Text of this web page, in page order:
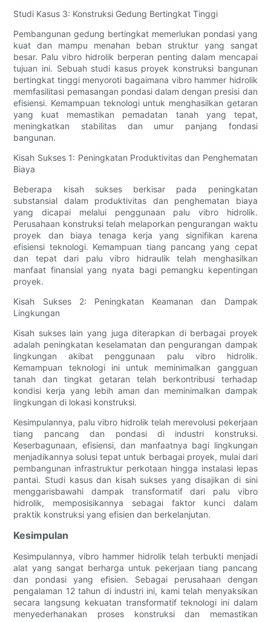
Studi Kasus 3: Konstruksi Gedung Bertingkat Tinggi
Pembangunan gedung bertingkat memerlukan pondasi yang
kuat dan mampu menahan beban struktur yang sangat
besar. Palu vibro hidrolik berperan penting dalam mencapai
tujuan ini. Sebuah studi kasus proyek konstruksi bangunan
bertingkat tinggi menyoroti bagaimana vibro hammer hidrolik
memfasilitasi pemasangan pondasi dalam dengan presisi dan
efisiensi. Kemampuan teknologi untuk menghasilkan getaran
yang kuat memastikan pemadatan tanah yang tepat,
meningkatkan stabilitas dan umur panjang fondasi
bangunan.
Kisah Sukses 1: Peningkatan Produktivitas dan Penghematan
Biaya
Beberapa kisah sukses berkisar pada peningkatan
substansial dalam produktivitas dan penghematan biaya
yang dicapai melalui penggunaan palu vibro hidrolik.
Perusahaan konstruksi telah melaporkan pengurangan waktu
proyek dan biaya tenaga kerja yang signifikan karena
efisiensi teknologi. Kemampuan tiang pancang yang cepat
dan tepat dari palu vibro hidraulik telah menghasilkan
manfaat finansial yang nyata bagi pemangku kepentingan
proyek.
Kisah Sukses 2: Peningkatan Keamanan dan Dampak
Lingkungan
Kisah sukses lain yang juga diterapkan di berbagai proyek
adalah peningkatan keselamatan dan pengurangan dampak
lingkungan akibat penggunaan palu vibro hidrolik.
Kemampuan teknologi ini untuk meminimalkan gangguan
tanah dan tingkat getaran telah berkontribusi terhadap
kondisi kerja yang lebih aman dan meminimalkan dampak
lingkungan di lokasi konstruksi.
Kesimpulannya, palu vibro hidrolik telah merevolusi pekerjaan
tiang pancang dan pondasi di industri konstruksi.
Keserbagunaan, efisiensi, dan manfaatnya bagi lingkungan
menjadikannya solusi tepat untuk berbagai proyek, mulai dari
pembangunan infrastruktur perkotaan hingga instalasi lepas
pantai. Studi kasus dan kisah sukses yang disajikan di sini
menggarisbawahi dampak transformatif dari palu vibro
hidrolik, memposisikannya sebagai faktor kunci dalam
praktik konstruksi yang efisien dan berkelanjutan.
Kesimpulan
Kesimpulannya, vibro hammer hidrolik telah terbukti menjadi
alat yang sangat berharga untuk pekerjaan tiang pancang
dan pondasi yang efisien. Sebagai perusahaan dengan
pengalaman 12 tahun di industri ini, kami telah menyaksikan
secara langsung kekuatan transformatif teknologi ini dalam
menyederhanakan proses konstruksi dan memastikan